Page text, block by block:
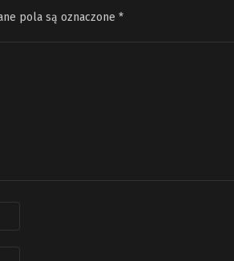
pola są oznaczone *